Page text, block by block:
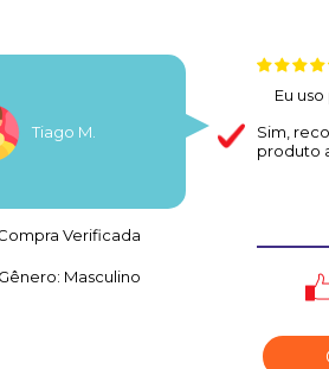
Tiago M.
Verificada
Gênero: Masculino
Eu
Sim,
produto